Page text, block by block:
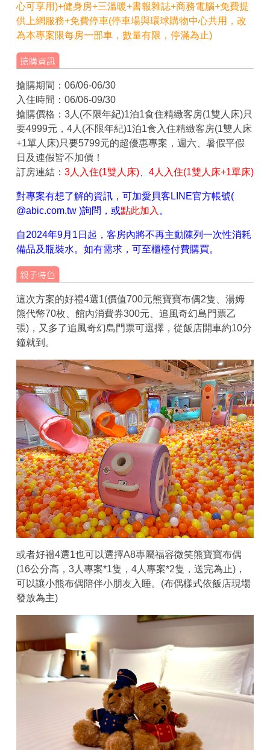
心可享用)+健身房+三溫暖+書報雜誌+商務電腦+免費提
供上網服務+免費停車(停車場與環球購物中心共用，改
為本專案限每房一部車，數量有限，停滿為止)
搶購期間：06/06-06/30
入住時間：06/06-09/30
搶購價格：3人(不限年紀)1泊1食住精緻客房(1雙人床)只
要4999元，4人(不限年紀)1泊1食入住精緻客房(1雙人床
+1單人床)只要5799元的超優惠專案，週六、暑假平假
日及連假皆不加價！
訂房連結： 3人入住(1雙人床)、 4人入住(1雙人床+1單床)
對專案有想了解的資訊，可加愛貝客LINE官方帳號(
@abic.com.tw )詢問，或點此加入 。
自2024年9月1日起，客房內將不再主動陳列一次性消耗
備品及瓶裝水。如有需求，可至櫃檯付費購買。
這次方案的好禮4選1(價值700元熊寶寶布偶2隻、湯姆
熊代幣70枚、館內消費券300元、追風奇幻島門票乙
張)，又多了追風奇幻島門票可選擇，從飯店開車約10分
鐘就到。
或者好禮4選1也可以選擇A8專屬福容微笑熊寶寶布偶
(16公分高，3人專案*1隻，4人專案*2隻，送完為止)，
可以讓小熊布偶陪伴小朋友入睡。(布偶樣式依飯店現場
發放為主)